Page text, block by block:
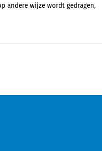
andere wijze wordt gedragen,